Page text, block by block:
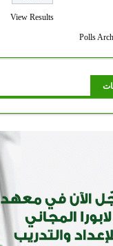
View Results
Polls